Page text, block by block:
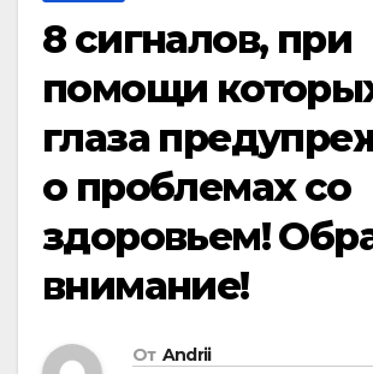
8 сигналов, при
помощи
глаза
о проблемах со
здоровьем!
внимание!
От Andrii